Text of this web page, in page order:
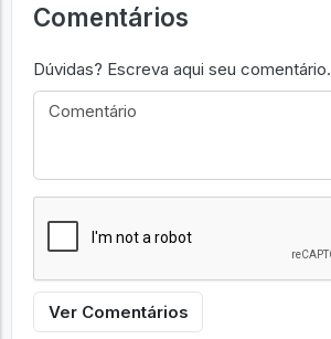
Comentários
Dúvidas? Escreva aqui seu comentário.
Ver Comentários